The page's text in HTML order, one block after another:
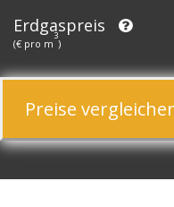
Erdgaspreis
(€ pro m
3
)
Preise